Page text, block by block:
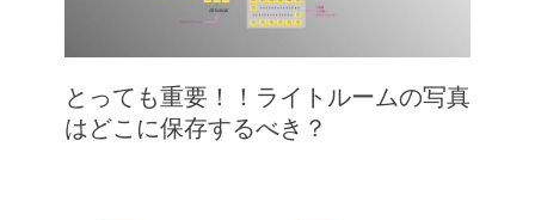
とっても重要！！ライトルームの写真
はどこに保存するべき？